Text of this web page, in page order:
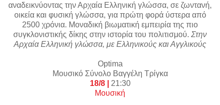
αναδεικνύοντας την Αρχαία Ελληνική γλώσσα, σε ζωντανή,
οικεία και φυσική γλώσσα, για πρώτη φορά ύστερα από
2500 χρόνια. Μοναδική βιωματική εμπειρία της πιο
συγκλονιστικής δίκης στην ιστορία του πολιτισμού. Στην
Αρχαία Ελληνική γλώσσα, με Ελληνικούς και Αγγλικούς
Optima
Μουσικό Σύνολο Βαγγέλη Τρίγκα
18/8 | 21:30
Μουσική